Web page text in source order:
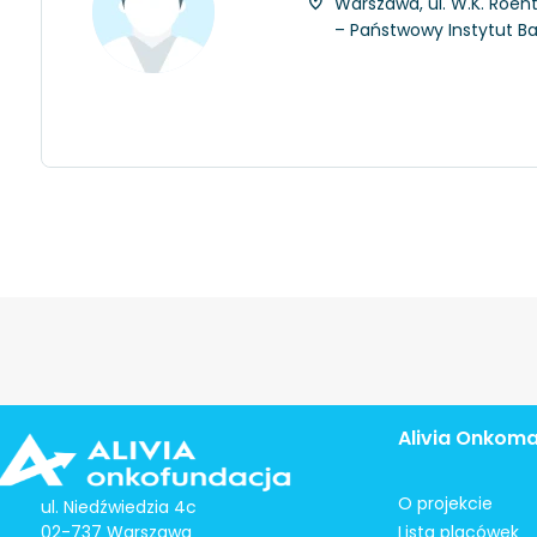
– Państwowy Instytut
ul. Niedźwiedzia 4c
02-737 Warszawa
Alivia
O projekcie
Lista placówek